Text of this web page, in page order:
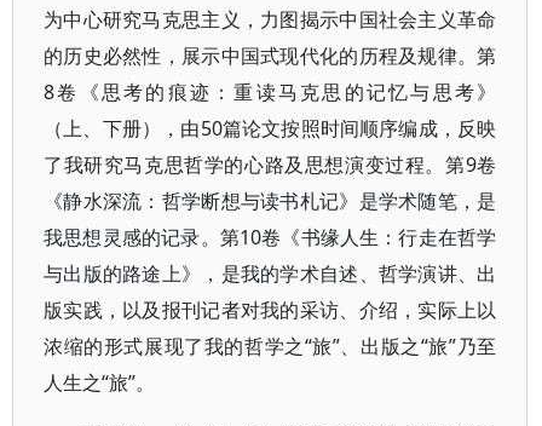
为中心研究马克思主义，力图揭示中国社会主义革命
的历史必然性，展示中国式现代化的历程及规律。第
8卷《思考的痕迹：重读马克思的记忆与思考》
（上、下册），由50篇论文按照时间顺序编成，反映
了我研究马克思哲学的心路及思想演变过程。第9卷
《静水深流：哲学断想与读书札记》是学术随笔，是
我思想灵感的记录。第10卷《书缘人生：行走在哲学
与出版的路途上》，是我的学术自述、哲学演讲、出
版实践，以及报刊记者对我的采访、介绍，实际上以
浓缩的形式展现了我的哲学之“旅”、出版之“旅”乃至
人生之“旅”。